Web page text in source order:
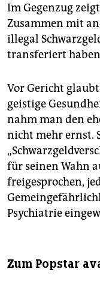
Im Gegenzug
Zusammen mit
illegal
transferiert
Vor Gericht
geistige
nahm man den
nicht mehr ernst.
für seinen Wahn
freigesprochen,
Psychiatrie
Zum Popstar